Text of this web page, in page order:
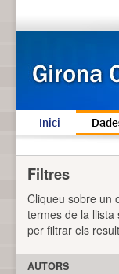
Inici
Filtres
Cliqueu sobre un
termes de la llista
per filtrar els
AUTORS